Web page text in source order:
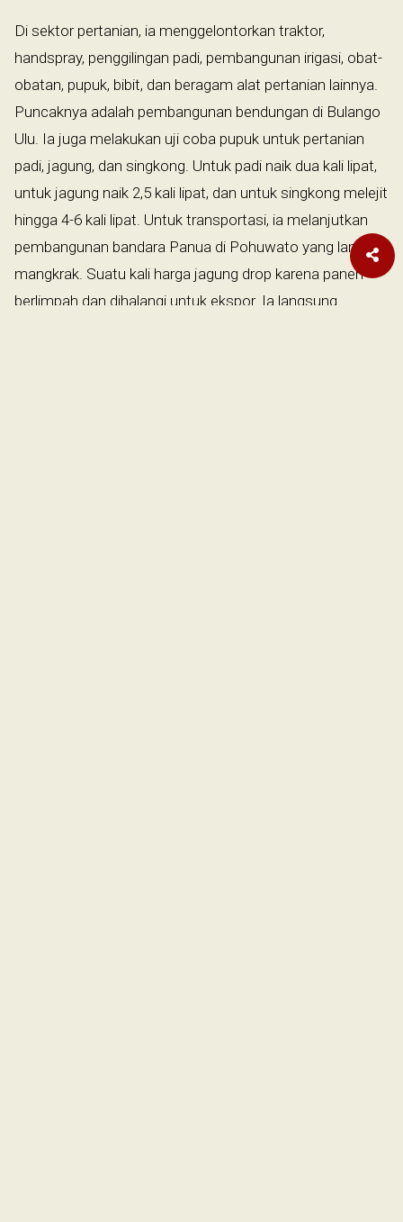
Di sektor pertanian, ia menggelontorkan traktor,
handspray, penggilingan padi, pembangunan irigasi, obat-
obatan, pupuk, bibit, dan beragam alat pertanian lainnya.
Puncaknya adalah pembangunan bendungan di Bulango
Ulu. Ia juga melakukan uji coba pupuk untuk pertanian
padi, jagung, dan singkong. Untuk padi naik dua kali lipat,
untuk jagung naik 2,5 kali lipat, dan untuk singkong melejit
hingga 4-6 kali lipat. Untuk transportasi, ia melanjutkan
pembangunan bandara Panua di Pohuwato yang lama
mangkrak. Suatu kali harga jagung drop karena panen
berlimpah dan dihalangi untuk ekspor. Ia langsung